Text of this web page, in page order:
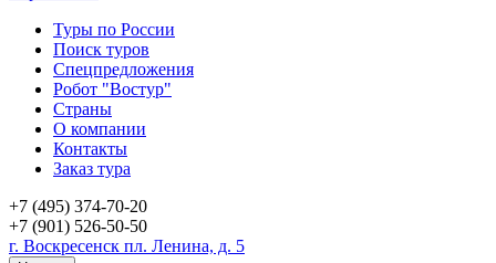
Туры по России
Поиск туров
Спецпредложения
Робот "Востур"
Страны
О компании
Контакты
Заказ тура
+7 (495) 374-70-20
+7 (901) 526-50-50
г. Воскресенск пл. Ленина, д. 5